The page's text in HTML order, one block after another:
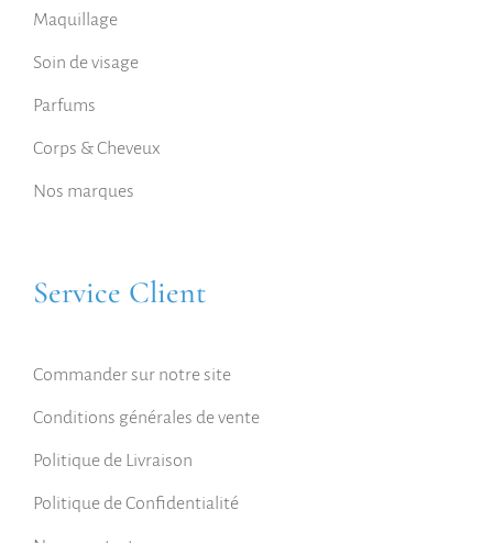
Maquillage
Soin de visage
Parfums
Corps & Cheveux
Nos marques
Service Client
Commander sur notre site
Conditions générales de vente
Politique de Livraison
Politique de Confidentialité